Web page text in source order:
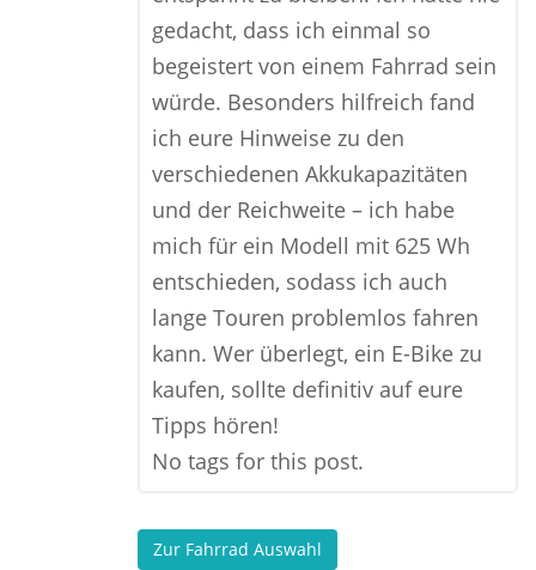
gedacht, dass ich einmal so
begeistert von einem Fahrrad sein
würde. Besonders hilfreich fand
ich eure Hinweise zu den
verschiedenen Akkukapazitäten
und der Reichweite – ich habe
mich für ein Modell mit 625 Wh
entschieden, sodass ich auch
lange Touren problemlos fahren
kann. Wer überlegt, ein E-Bike zu
kaufen, sollte definitiv auf eure
Tipps hören!
No tags for this post.
Zur Fahrrad Auswahl